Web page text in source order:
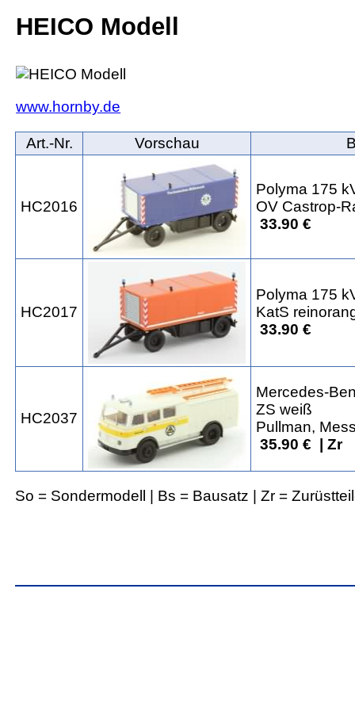
HEICO Modell
www.hornby.de
Art.‑Nr. Vorschau
HC2016
Polyma 175
OV Castrop-
33.90 €
HC2017
Polyma 175
KatS
33.90 €
HC2037
Mercedes-
ZS weiß
Pullman,
35.90 € | Zr
So = Sondermodell | Bs = Bausatz | Zr =